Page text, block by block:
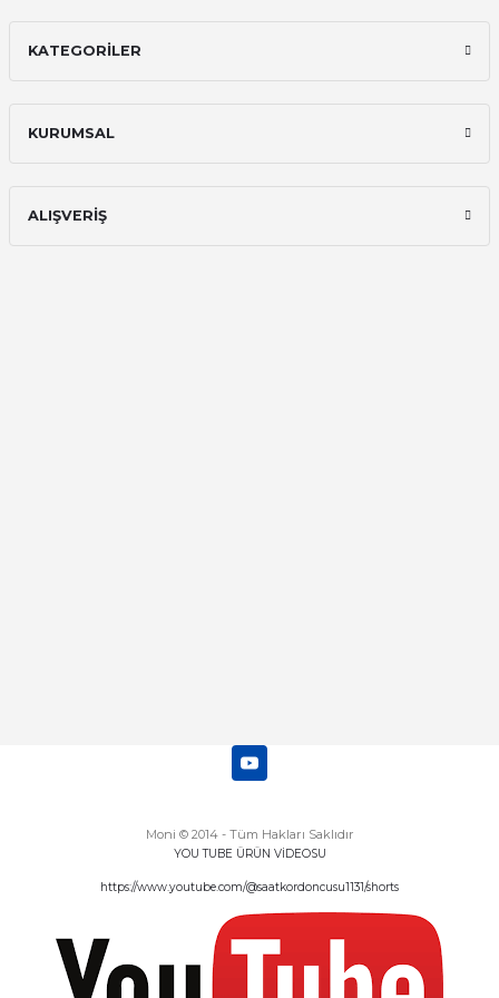
İlk defa alışveriş yaptım ve gayet
KATEGORİLER
KURUMSAL
ALIŞVERİŞ
Moni © 2014 - Tüm Hakları Saklıdır
YOU TUBE ÜRÜN VİDEOSU
https://www.youtube.com/@saatkordoncusu1131/shorts